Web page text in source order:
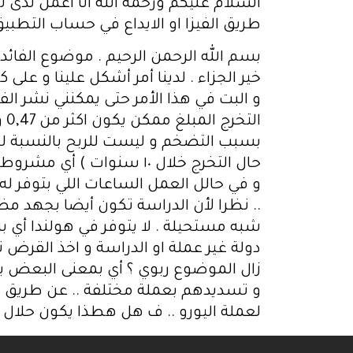
السلام عليكم ورحمة الله انا اعمل
طريق الفيزا او الايداع في حساب
خير الجزاء . لدينا أمر أشكل علينا و
بسبب التضخم و ليست للربح بالنسبة
حال التخرج خلال ١٠
.. نظرا لأن الدراسة تكون أيضا بجهد
شبه مستحيلة . لا يتوفر في هولندا
دولة غير عملة او الدراسة و اخذ
زال الموضوع ربوي ؟ أي بمعنى البعض
و تسديدهم بعملة مختلفة .. عن طريق
لعملة اليورو .. ف هل هطذا يكون حلال